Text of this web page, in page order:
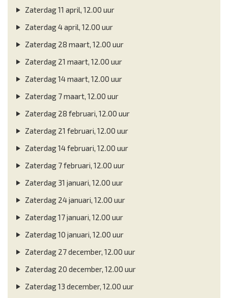
Zaterdag 11 april, 12.00 uur
Zaterdag 4 april, 12.00 uur
Zaterdag 28 maart, 12.00 uur
Zaterdag 21 maart, 12.00 uur
Zaterdag 14 maart, 12.00 uur
Zaterdag 7 maart, 12.00 uur
Zaterdag 28 februari, 12.00 uur
Zaterdag 21 februari, 12.00 uur
Zaterdag 14 februari, 12.00 uur
Zaterdag 7 februari, 12.00 uur
Zaterdag 31 januari, 12.00 uur
Zaterdag 24 januari, 12.00 uur
Zaterdag 17 januari, 12.00 uur
Zaterdag 10 januari, 12.00 uur
Zaterdag 27 december, 12.00 uur
Zaterdag 20 december, 12.00 uur
Zaterdag 13 december, 12.00 uur